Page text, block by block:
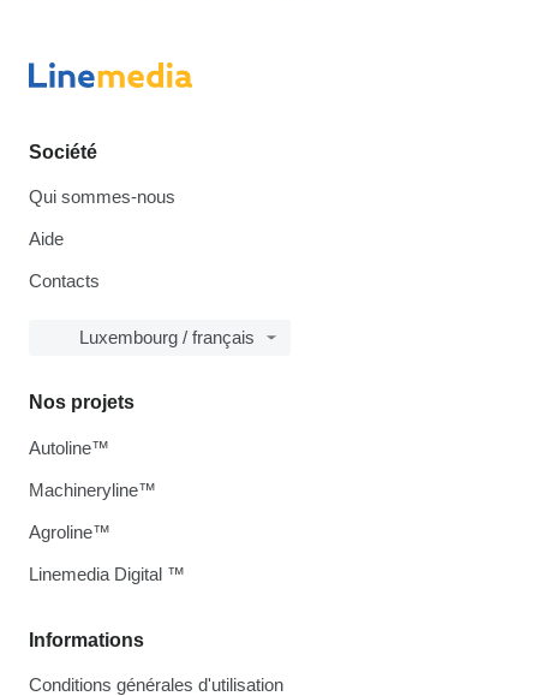
Société
Qui sommes-nous
Aide
Contacts
Luxembourg / français
Informations
Conditions générales d'utilisation
Nos projets
Autoline™
Machineryline™
Agroline™
Linemedia Digital ™